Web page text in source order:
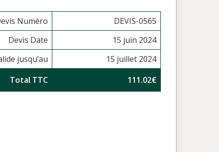
Numéro
DEVIS-0565
Devis Date
15 juin 2024
jusqu’au
15 juillet 2024
Total TTC
111.02€